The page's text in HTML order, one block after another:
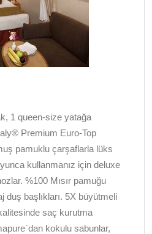
1 queen-size yatağa
Premium Euro-Top
pamuklu çarşaflarla lüks
kullanmanız için deluxe
%100 Mısır pamuğu
duş başlıkları. 5X büyütmeli
saç kurutma
kokulu sabunlar,